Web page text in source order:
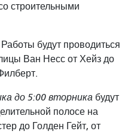
строительными
Работы будут проводиться
Ван Несс от Хейз до
до 5:00 вторника будут
полосе на
до Голден Гейт, от